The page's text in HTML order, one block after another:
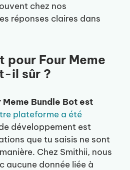
chez nos
réponses claires dans
pour Four Meme
il sûr ?
Bundle Bot est
plateforme a été
développement est
que tu saisis ne sont
Chez Smithii, nous
aucune donnée liée à